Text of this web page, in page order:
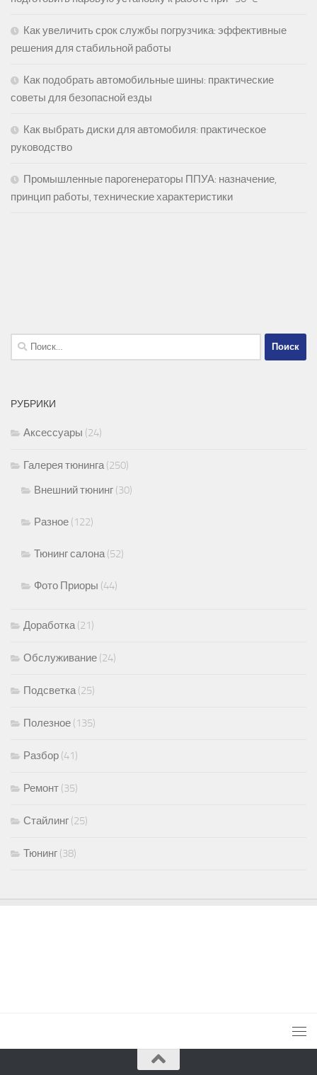
Как увеличить срок службы погрузчика: эффективные
решения для стабильной работы
Как подобрать автомобильные шины: практические
советы для безопасной езды
Как выбрать диски для автомобиля: практическое
руководство
Промышленные парогенераторы ППУА: назначение,
принцип работы, технические характеристики
Найти:
РУБРИКИ
Аксессуары (24)
Галерея тюнинга(250)
Внешний тюнинг (30)
Разное (122)
Тюнинг салона(52)
Фото Приоры (44)
Доработка(21)
Обслуживание (24)
Подсветка(25)
Полезное (135)
Разбор (41)
Ремонт (35)
Стайлинг (25)
Тюнинг (38)